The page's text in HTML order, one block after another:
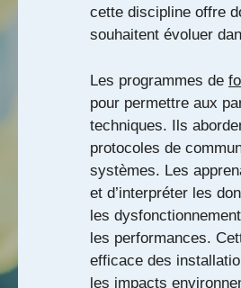
cette discipline offre
souhaitent évoluer
Les programmes de
pour permettre aux
techniques. Ils
protocoles de
systèmes. Les
et d’interpréter les
les
les performances.
efficace des
les impacts